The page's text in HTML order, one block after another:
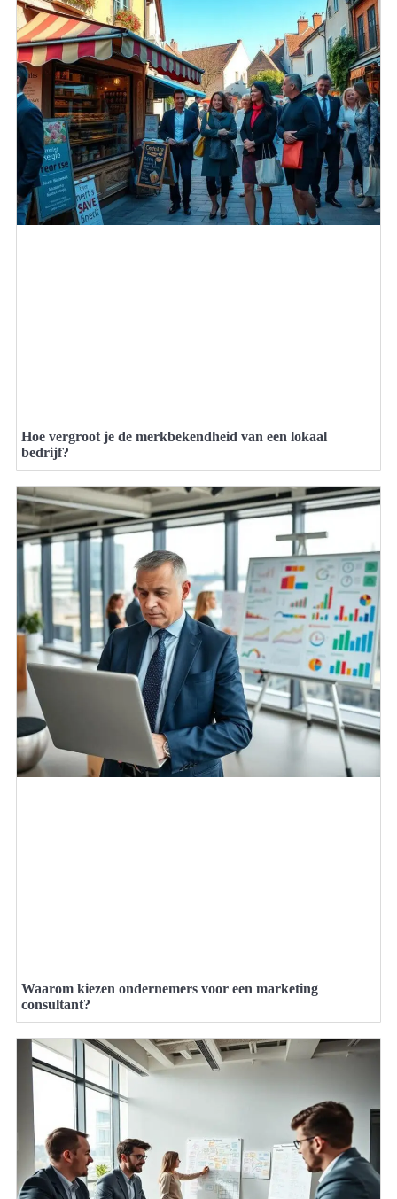
Hoe vergroot je de merkbekendheid van een lokaal
bedrijf?
Waarom kiezen ondernemers voor een marketing
consultant?